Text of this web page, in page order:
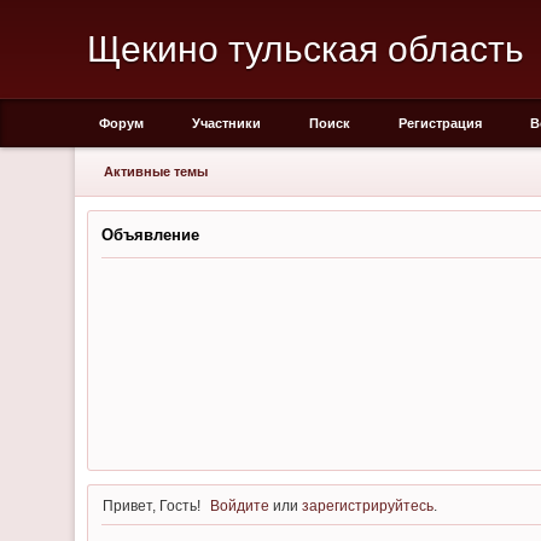
Щекино тульская область
Форум Участники Поиск Регистрация
Активные темы
Объявление
Привет, Гость! Войдите илизарегистрируйтесь